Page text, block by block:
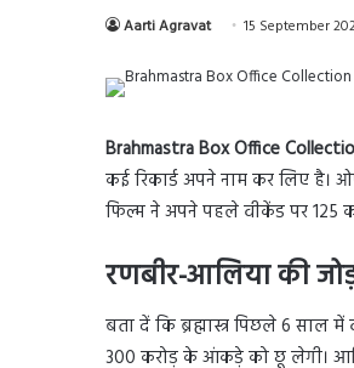
Aarti Agravat 15 September
Brahmastra Box Office
कई रिकार्ड अपने नाम कर लिए है।
फिल्म ने अपने पहले वीकेंड पर 125
रणबीर-आलिया की
बता दें कि ब्रह्मास्त्र पिछले 6
300 करोड़ के आंकड़े को छू लेगी।